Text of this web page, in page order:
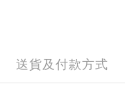
送貨及付款方式